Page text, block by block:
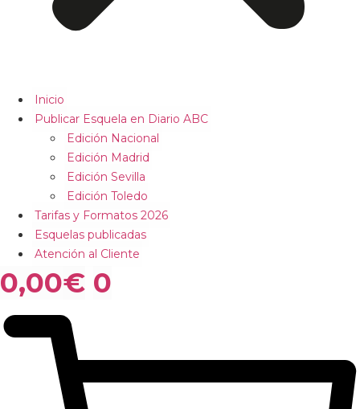
Inicio
Publicar Esquela en Diario ABC
Edición Nacional
Edición Madrid
Edición Sevilla
Edición Toledo
Tarifas y Formatos 2026
Esquelas publicadas
Atención al Cliente
0,00€ 0